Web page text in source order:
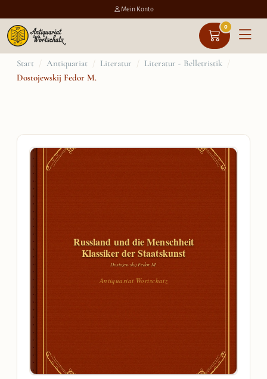
Mein Konto
0
Zum
Inhalt
Start / Antiquariat / Literatur / Literatur - Belletristik /
Dostojewskij Fedor M.
Russland und die Menschheit
Klassiker der Staatskunst
Dostojewskij Fedor M.
Antiquariat Wortschatz